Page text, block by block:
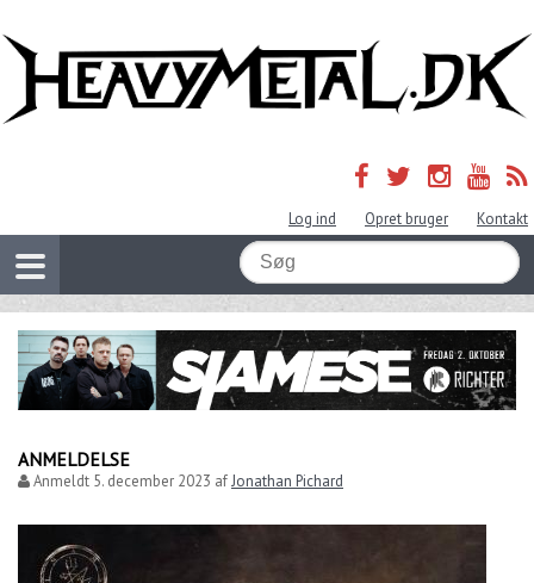
Log ind Opret bruger Kontakt
ANMELDELSE
Anmeldt 5. december 2023 afJonathan Pichard